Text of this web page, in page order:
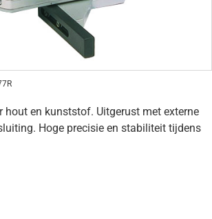
hout en kunststof. Uitgerust met externe
Hoge precisie en stabiliteit tijdens